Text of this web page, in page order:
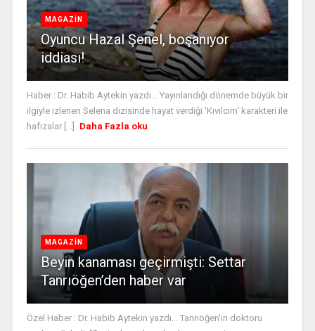
MAGAZİN
Oyuncu Hazal Şenel, boşanıyor
iddiası!
Haber : Dr. Habib Aytekin yazdı... Yayınlandığı dönemde büyük bir
ilgiyle izlenen Selena dizisinde hayat verdiği 'Kıvılcım' karakteri ile
hafızalar [...]
Daha Fazla oku
MAGAZİN
Beyin kanaması geçirmişti: Settar
Tanrıöğen’den haber var
Özel Haber : Dr. Habib Aytekin yazdı... Tanrıöğen'in doktoru